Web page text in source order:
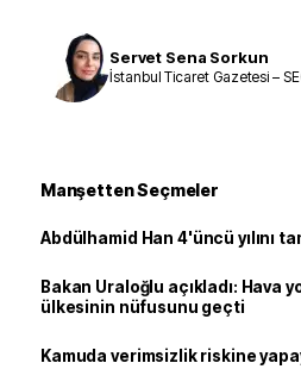
Servet Sena Sorkun
İstanbul Ticaret Gazetesi –
Manşetten Seçmeler
Abdülhamid Han 4'üncü yılını
Bakan Uraloğlu açıkladı: Hava
ülkesinin nüfusunu geçti
Kamuda verimsizlik riskine